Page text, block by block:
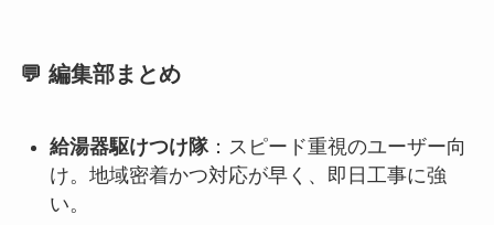
💬 編集部まとめ
給湯器駆けつけ隊：スピード重視のユーザー向
け。地域密着かつ対応が早く、即日工事に強
い。